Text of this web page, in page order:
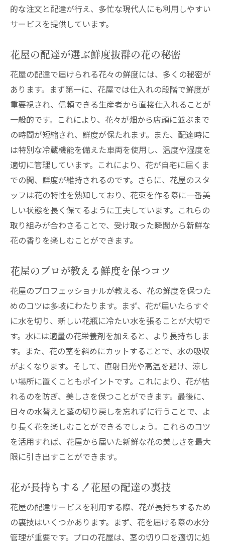
的な注文と配達が行え、多忙な現代人にも利用しやすい
サービスを提供しています。
花屋の配達が選ぶ鮮度抜群の花の秘密
花屋の配達で届けられる花々の鮮度には、多くの秘密が
あります。まず第一に、花屋では仕入れの段階で鮮度が
重要視され、信頼できる生産者から直接仕入れることが
一般的です。これにより、花々が畑から店頭に並ぶまで
の時間が短縮され、鮮度が保たれます。また、配達時に
は特別な冷蔵機能を備えた車両を使用し、温度や湿度を
適切に管理しています。これにより、花が自宅に届くま
での間、鮮度が維持されるのです。さらに、花屋のスタ
ッフは花の特性を熟知しており、花束を作る際に一番美
しい状態を長く保てるように工夫しています。これらの
取り組みが合わさることで、受け取った瞬間から新鮮な
花の香りを楽しむことができます。
花屋のプロが教える鮮度を保つコツ
花屋のプロフェッショナルが教える、花の鮮度を保つた
めのコツは多岐にわたります。まず、花が届いたらすぐ
に水を切り、新しい花瓶に冷たい水を張ることが大切で
す。水には適量の花栄養剤を加えると、より長持ちしま
す。また、花の茎を斜めにカットすることで、水の吸収
がよくなります。そして、直射日光や高温を避け、涼し
い場所に置くこともポイントです。これにより、花が枯
れるのを防ぎ、美しさを保つことができます。最後に、
日々の水替えと茎の切り戻しを忘れずに行うことで、よ
り長く花を楽しむことができるでしょう。これらのコツ
を活用すれば、花屋から届いた新鮮な花の美しさを最大
限に引き出すことができます。
花が長持ちする！花屋の配達の裏技
花屋の配達サービスを利用する際、花が長持ちするため
の裏技はいくつかあります。まず、花を届ける際の水分
管理が重要です。プロの花屋は、茎の切り口を適切に処